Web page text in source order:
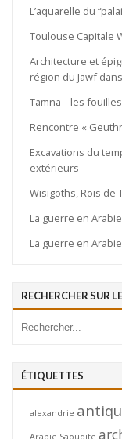
L’aquarelle du
Toulouse Capitale
Architecture et
région du Jawf
Tamna – les
Rencontre «
Excavations du
extérieurs
Wisigoths, Rois de
La guerre en
La guerre en
RECHERCHER SUR
ÉTIQUETTES
alexandrie
Arabie Saoudite